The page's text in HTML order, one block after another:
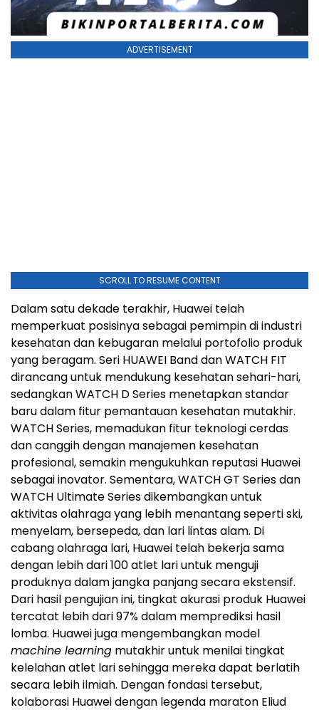
ADVERTISEMENT
SCROLL TO RESUME CONTENT
Dalam satu dekade terakhir, Huawei telah
memperkuat posisinya sebagai pemimpin di industri
kesehatan dan kebugaran melalui portofolio produk
yang beragam. Seri HUAWEI Band dan WATCH FIT
dirancang untuk mendukung kesehatan sehari-hari,
sedangkan WATCH D Series menetapkan standar
baru dalam fitur pemantauan kesehatan mutakhir.
WATCH Series, memadukan fitur teknologi cerdas
dan canggih dengan manajemen kesehatan
profesional, semakin mengukuhkan reputasi Huawei
sebagai inovator. Sementara, WATCH GT Series dan
WATCH Ultimate Series dikembangkan untuk
aktivitas olahraga yang lebih menantang seperti ski,
menyelam, bersepeda, dan lari lintas alam. Di
cabang olahraga lari, Huawei telah bekerja sama
dengan lebih dari 100 atlet lari untuk menguji
produknya dalam jangka panjang secara ekstensif.
Dari hasil pengujian ini, tingkat akurasi produk Huawei
tercatat lebih dari 97% dalam memprediksi hasil
lomba. Huawei juga mengembangkan model
machine learning mutakhir untuk menilai tingkat
kelelahan atlet lari sehingga mereka dapat berlatih
secara lebih ilmiah. Dengan fondasi tersebut,
kolaborasi Huawei dengan legenda maraton Eliud